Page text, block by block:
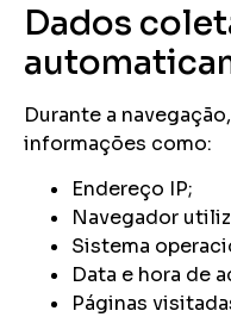
Dados
Durante a
informações como:
Endereço IP;
Navegador
Sistema
Data e hora de
Páginas